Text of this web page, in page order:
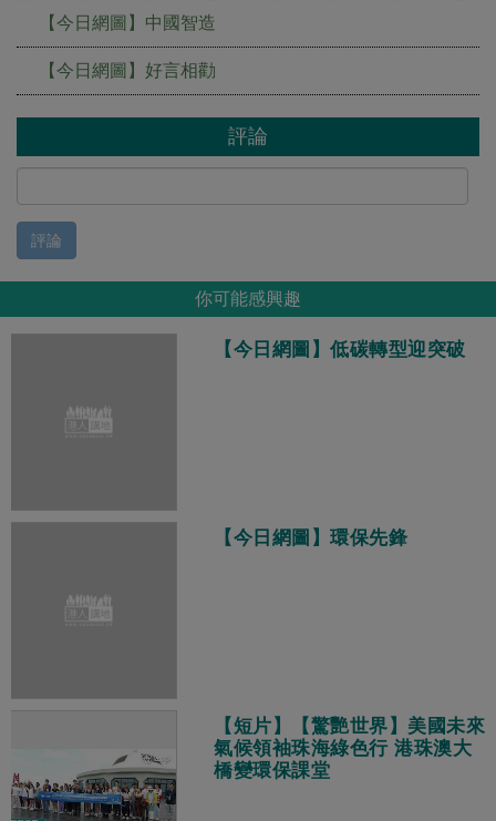
【今日網圖】中國智造
【今日網圖】好言相勸
評論
評論
你可能感興趣
【今日網圖】低碳轉型迎突破
【今日網圖】環保先鋒
【短片】【驚艷世界】美國未來
氣候領袖珠海綠色行 港珠澳大
橋變環保課堂